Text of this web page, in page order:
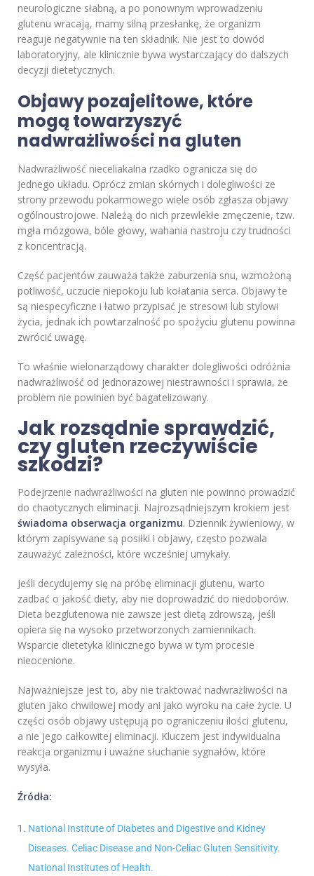
neurologiczne słabną, a po ponownym wprowadzeniu
glutenu wracają, mamy silną przesłankę, że organizm
reaguje negatywnie na ten składnik. Nie jest to dowód
laboratoryjny, ale klinicznie bywa wystarczający do dalszych
decyzji dietetycznych.
Objawy pozajelitowe, które
mogą towarzyszyć
nadwrażliwości na gluten
Nadwrażliwość nieceliakalna rzadko ogranicza się do
jednego układu. Oprócz zmian skórnych i dolegliwości ze
strony przewodu pokarmowego wiele osób zgłasza objawy
ogólnoustrojowe. Należą do nich przewlekłe zmęczenie, tzw.
mgła mózgowa, bóle głowy, wahania nastroju czy trudności
z koncentracją.
Część pacjentów zauważa także zaburzenia snu, wzmożoną
potliwość, uczucie niepokoju lub kołatania serca. Objawy te
są niespecyficzne i łatwo przypisać je stresowi lub stylowi
życia, jednak ich powtarzalność po spożyciu glutenu powinna
zwrócić uwagę.
To właśnie wielonarządowy charakter dolegliwości odróżnia
nadwrażliwość od jednorazowej niestrawności i sprawia, że
problem nie powinien być bagatelizowany.
Jak rozsądnie sprawdzić,
czy gluten rzeczywiście
szkodzi?
Podejrzenie nadwrażliwości na gluten nie powinno prowadzić
do chaotycznych eliminacji. Najrozsądniejszym krokiem jest
świadoma obserwacja organizmu. Dziennik żywieniowy, w
którym zapisywane są posiłki i objawy, często pozwala
zauważyć zależności, które wcześniej umykały.
Jeśli decydujemy się na próbę eliminacji glutenu, warto
zadbać o jakość diety, aby nie doprowadzić do niedoborów.
Dieta bezglutenowa nie zawsze jest dietą zdrowszą, jeśli
opiera się na wysoko przetworzonych zamiennikach.
Wsparcie dietetyka klinicznego bywa w tym procesie
nieocenione.
Najważniejsze jest to, aby nie traktować nadwrażliwości na
gluten jako chwilowej mody ani jako wyroku na całe życie. U
części osób objawy ustępują po ograniczeniu ilości glutenu,
a nie jego całkowitej eliminacji. Kluczem jest indywidualna
reakcja organizmu i uważne słuchanie sygnałów, które
wysyła.
Źródła:
National Institute of Diabetes and Digestive and Kidney
Diseases. Celiac Disease and Non-Celiac Gluten Sensitivity.
National Institutes of Health.